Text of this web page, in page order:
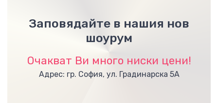
Заповядайте в нашия нов
шоурум
Очакват Ви много ниски цени!
Адрес: гр. София, ул. Градинарска 5А